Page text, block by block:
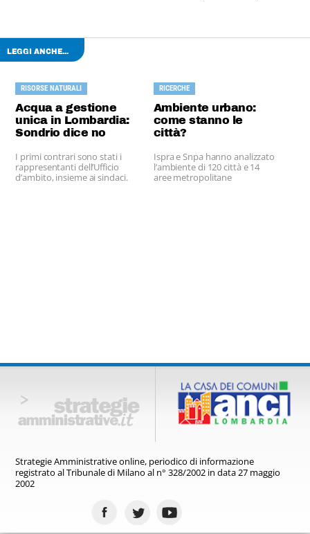
LEGGI ANCHE...
RISORSE NATURALI
Acqua a gestione
unica in Lombardia:
Sondrio dice no
I primi contrari sono stati i
rappresentanti dell’Ufficio
d’ambito, insieme ai sindaci.
RICERCHE
Ambiente urbano:
come stanno le
città?
Ispra e Snpa hanno analizzato
l’ambiente di 120 città e 14
aree metropolitane
Strategie Amministrative online, periodico di informazione
registratoal Tribunale di Milano al n° 328/2002 in data 27 maggio
2002